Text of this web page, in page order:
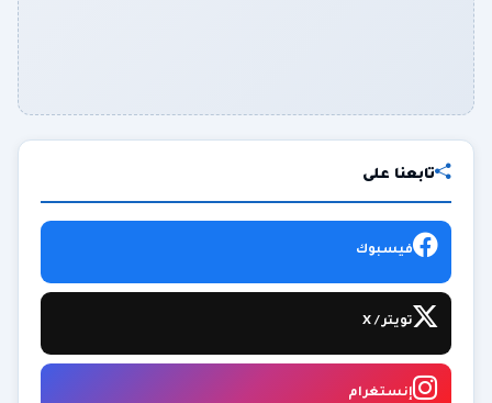
تابعنا على
فيسبوك
تويتر / X
إنستغرام